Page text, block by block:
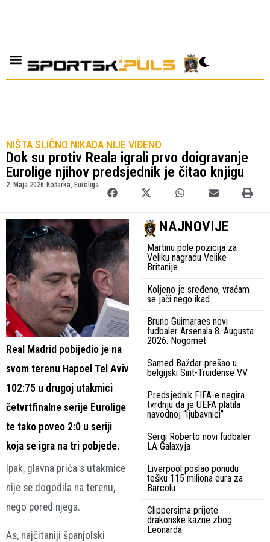
NIŠTA SLIČNO NIKADA NIJE VIĐENO
Dok su protiv Reala igrali prvo doigravanje
Eurolige njihov predsjednik je čitao knjigu
2. Maja 2026. Košarka, Euroliga
Real Madrid pobijedio je na
svom terenu Hapoel Tel Aviv
102:75 u drugoj utakmici
četvrtfinalne serije Eurolige
te tako poveo 2:0 u seriji
koja se igra na tri pobjede.
Ipak, glavna priča s utakmice
nije se dogodila na terenu,
nego pored njega.
As, najčitaniji španjolski
NAJNOVIJE
Martinu pole pozicija za
Veliku nagradu Velike
Britanije
Koljeno je sređeno, vraćam
se jači nego ikad
Bruno Guimaraes novi
fudbaler Arsenala 8. Augusta
2026. Nogomet
Samed Baždar prešao u
belgijski Sint-Truidense VV
Predsjednik FIFA-e negira
tvrdnju da je UEFA platila
navodnoj “ljubavnici”
Sergi Roberto novi fudbaler
LA Galaxyja
Liverpool poslao ponudu
tešku 115 miliona eura za
Barcolu
Clippersima prijete
drakonske kazne zbog
Leonarda